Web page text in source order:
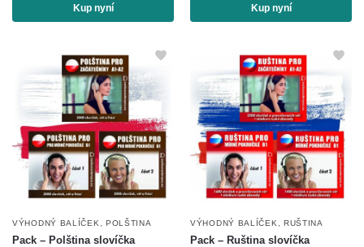
Kup nyní Kup nyní
VÝHODNÝ BALÍČEK POLŠTINA
Pack – Polština slovíčka
VÝHODNÝ BALÍČEK RUŠTINA
Pack – Ruština slovíčka